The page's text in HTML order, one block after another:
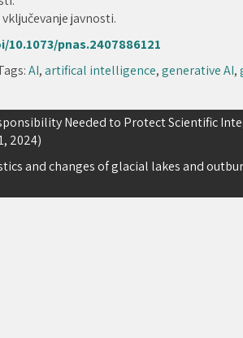
javnosti.
pnas.2407886121
AI,artifical intelligence,generative AI,
Needed to Protect Scientific
2024)
and changes of glacial lakes and